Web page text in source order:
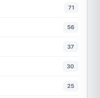
71
56
37
30
25